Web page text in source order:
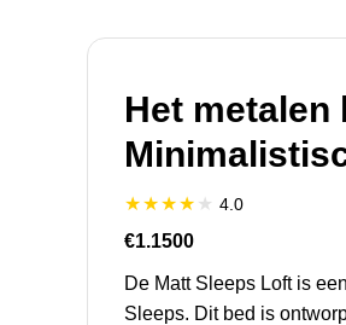
Het metalen
4.0
€1.1500
De Matt Sleeps Loft is
Sleeps. Dit bed is